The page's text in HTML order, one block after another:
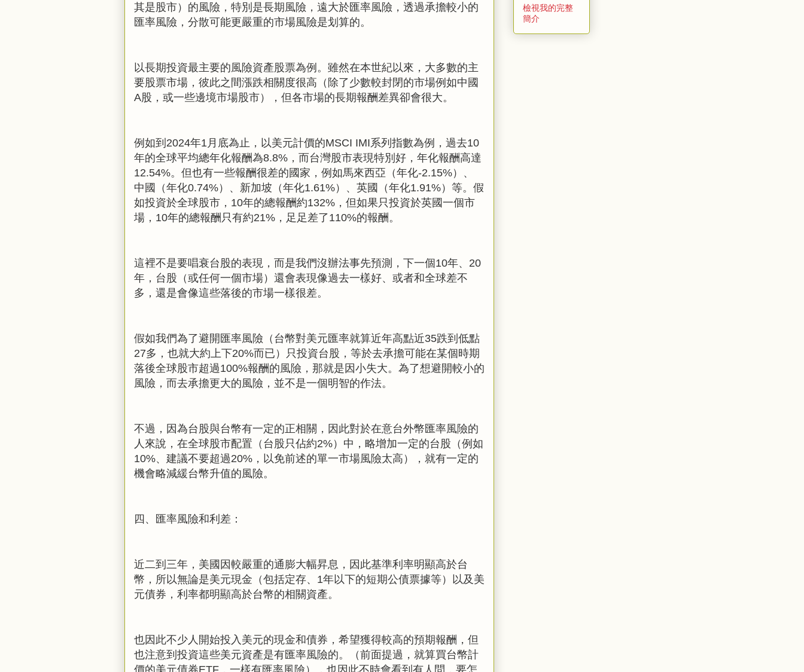
其是股市）的風險，特別是長期風險，遠大於匯率風險，透過承擔較小的
匯率風險，分散可能更嚴重的市場風險是划算的。
以長期投資最主要的風險資產股票為例。雖然在本世紀以來，大多數的主
要股票市場，彼此之間漲跌相關度很高（除了少數較封閉的市場例如中國
A股，或一些邊境市場股市），但各市場的長期報酬差異卻會很大。
例如到 2024年1 月底為止，以美元計價的MSCI IMI系列指數為例，過去10
年的全球平均總年化報酬為8.8% ，而台灣股市表現特別好，年化報酬高達
12.54%。但也有一些報酬很差的國家，例如馬來西亞（年化-2.15%）、
中國（年化0.74%）、新加坡（年化1.61%）、英國（年化1.91%）等。假
如投資於全球股市， 10年的總報酬約132% ，但如果只投資於英國一個市
場， 10年的總報酬只有約21% ，足足差了110%的報酬。
這裡不是要唱衰台股的表現，而是我們沒辦法事先預測，下一個10年、 20
年，台股（或任何一個市場）還會表現像過去一樣好、或者和全球差不
多，還是會像這些落後的市場一樣很差。
假如我們為了避開匯率風險（台幣對美元匯率就算近年高點近35跌到低點
27多，也就大約上下20%而已）只投資台股，等於去承擔可能在某個時期
落後全球股市超過100%報酬的風險，那就是因小失大。為了想避開較小的
風險，而去承擔更大的風險，並不是一個明智的作法。
不過，因為台股與台幣有一定的正相關，因此對於在意台外幣匯率風險的
人來說，在全球股市配置（台股只佔約2%）中，略增加一定的台股（例如
10%、建議不要超過20% ，以免前述的單一市場風險太高），就有一定的
機會略減緩台幣升值的風險。
四、匯率風險和利差：
近二到三年，美國因較嚴重的通膨大幅昇息，因此基準利率明顯高於台
幣，所以無論是美元現金（包括定存、 1年以下的短期公債票據等）以及美
元債券，利率都明顯高於台幣的相關資產。
也因此不少人開始投入美元的現金和債券，希望獲得較高的預期報酬，但
也注意到投資這些美元資產是有匯率風險的。（前面提過，就算買台幣計
價的美元債券ETF ，一樣有匯率風險），也因此不時會看到有人問，要怎
檢視我的完整
簡介